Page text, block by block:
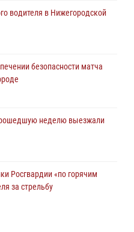
водителя в Нижегородской
безопасности матча
неделю выезжали
Росгвардии «по горячим
за стрельбу
мероприятия в рамках